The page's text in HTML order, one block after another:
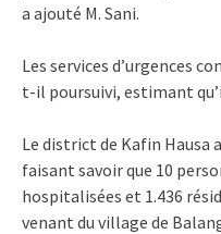
a ajouté M. Sani.
Les services d’urgences
t-il poursuivi, estimant
Le district de Kafin Hausa
faisant savoir que 10
hospitalisées et 1.436
venant du village de